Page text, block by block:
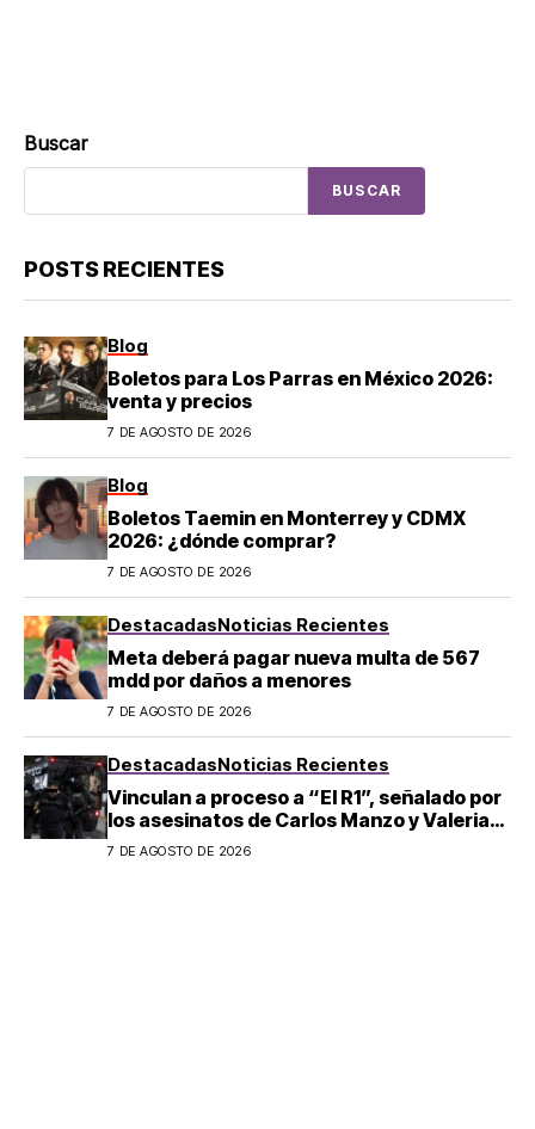
Buscar
BUSCAR
POSTS RECIENTES
Blog
Boletos para Los Parras en México 2026:
venta y precios
7 DE AGOSTO DE 2026
Blog
Boletos Taemin en Monterrey y CDMX
2026: ¿dónde comprar?
7 DE AGOSTO DE 2026
DestacadasNoticias Recientes
Meta deberá pagar nueva multa de 567
mdd por daños a menores
7 DE AGOSTO DE 2026
DestacadasNoticias Recientes
Vinculan a proceso a “El R1”, señalado por
los asesinatos de Carlos Manzo y Valeria
Márquez
7 DE AGOSTO DE 2026